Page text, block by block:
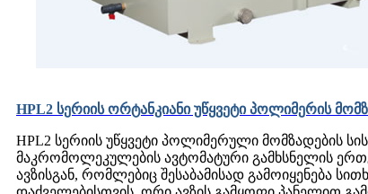
HPL2 სერიის ორტანკიანი უწყვეტი პოლიმერის
HPL2 სერიის უწყვეტი პოლიმერული მომზადების
მაკრომოლეკულების ავტომატური გამხსნელის
ავზისგან, რომლებიც შესაბამისად გამოიყენება